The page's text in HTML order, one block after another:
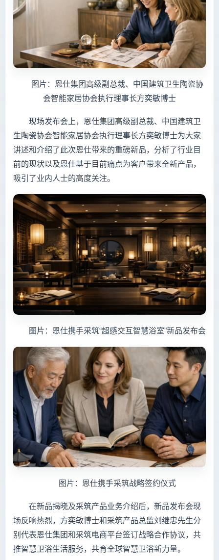
图片：恩仕集团高级副总裁、中国建筑卫生陶瓷协
会智能家居协会执行理事长方奕敏博士
现场发布会上，恩仕集团高级副总裁、中国建筑卫
生陶瓷协会智能家居协会执行理事长方奕敏博士为大家
讲述和介绍了此次恩仕带来的重磅新品，分析了行业目
前的现状以及恩仕基于目前痛点为客户带来全新产品，
吸引了业内人士的高度关注。
图片：恩仕携手采筑“超感交互智慧浴室”新品发布会
图片：恩仕携手采筑战略签约仪式
在新品揭晓及采筑产品业务介绍后，新品发布会现
场反响热烈，方奕敏博士和采筑产品总监刘继忠先生分
别代表恩仕集团和采筑电商平台签订战略合作协议，共
推智慧卫浴生活服务，共育全球智慧卫浴新力量。